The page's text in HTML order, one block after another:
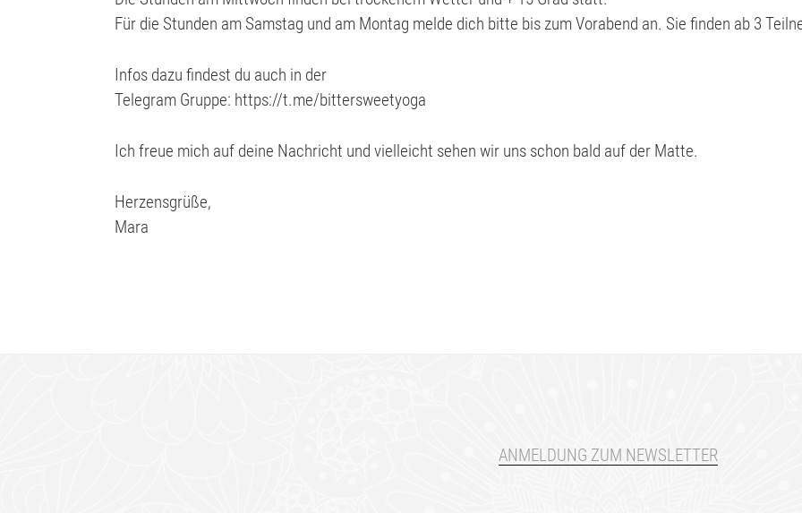
Für die Stunden am Samstag und am Montag melde dich bitte bis zum Vorabend an. Sie finden ab 3
Infos dazu findest du auch in der
Telegram Gruppe: https://t.me/bittersweetyoga
Ich freue mich auf deine Nachricht und vielleicht sehen wir uns schon bald auf der Matte.
Herzensgrüße,
Mara
ANMELDUNG ZUM NEWSLETTER